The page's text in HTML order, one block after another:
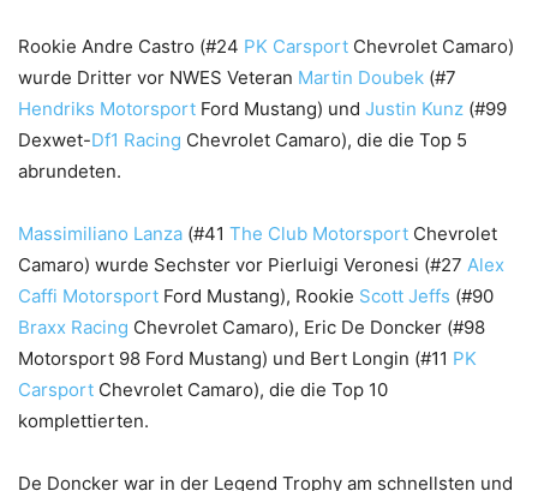
Rookie Andre Castro (#24 PK Carsport Chevrolet Camaro)
wurde Dritter vor NWES Veteran Martin Doubek (#7
Hendriks Motorsport Ford Mustang) und Justin Kunz (#99
Dexwet-Df1 Racing Chevrolet Camaro), die die Top 5
abrundeten.
Massimiliano Lanza (#41 The Club Motorsport Chevrolet
Camaro) wurde Sechster vor Pierluigi Veronesi (#27 Alex
Caffi Motorsport Ford Mustang), Rookie Scott Jeffs (#90
Braxx Racing Chevrolet Camaro), Eric De Doncker (#98
Motorsport 98 Ford Mustang) und Bert Longin (#11 PK
Carsport Chevrolet Camaro), die die Top 10
komplettierten.
De Doncker war in der Legend Trophy am schnellsten und